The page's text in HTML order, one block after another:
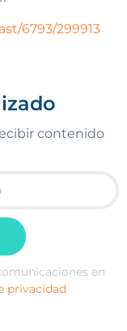
6793/299913
contenido
en
privacidad